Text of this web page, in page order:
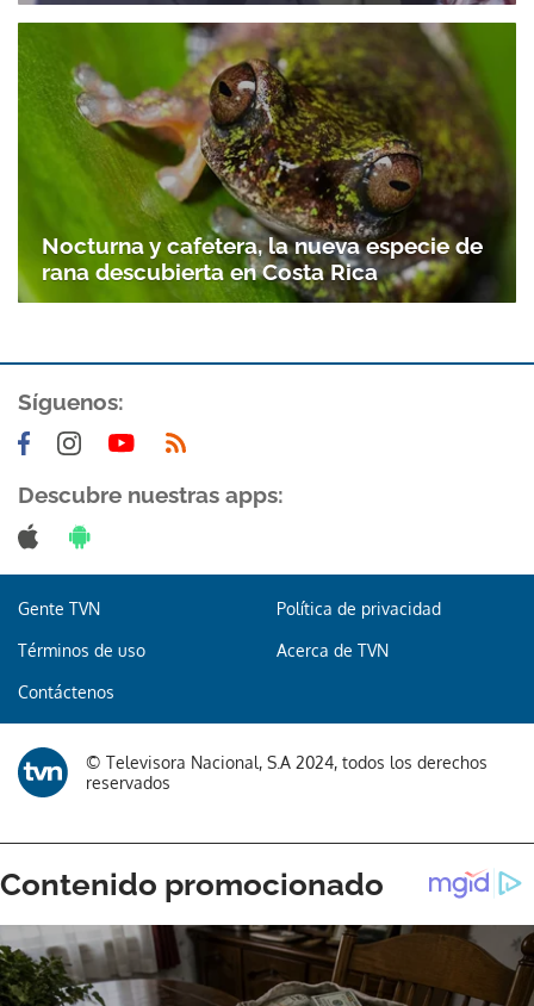
Nocturna y cafetera, la nueva especie de
rana descubierta en Costa Rica
Síguenos:
Descubre nuestras apps:
Gente TVN Política de privacidad
Términos de uso Acerca de TVN
Contáctenos
© Televisora Nacional, S.A 2024, todos los derechos
reservados